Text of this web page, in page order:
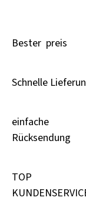
Bester preis
Schnelle
einfache
Rücksendung
TOP